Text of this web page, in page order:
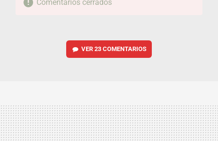
Comentarios cerrados
VER 23 COMENTARIOS